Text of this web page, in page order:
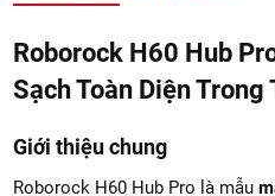
Roborock H60 Hub
Sạch Toàn Diện Trong
Giới thiệu chung
Roborock H60 Hub Pro là mẫu